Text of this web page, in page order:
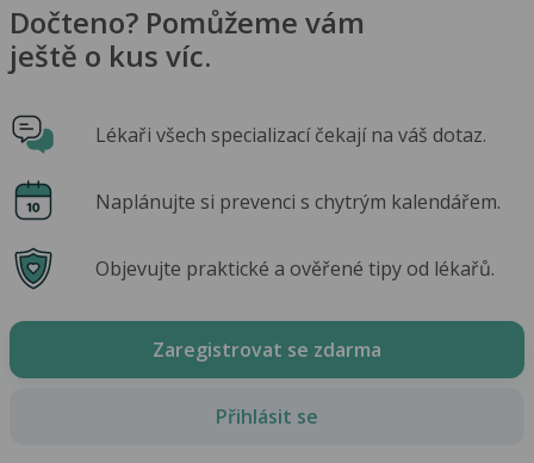
Dočteno? Pomůžeme vám
ještě o kus víc.
Lékaři všech specializací čekají na váš dotaz.
Naplánujte si prevenci s chytrým kalendářem.
Objevujte praktické a ověřené tipy od lékařů.
Zaregistrovat se zdarma
Přihlásit se